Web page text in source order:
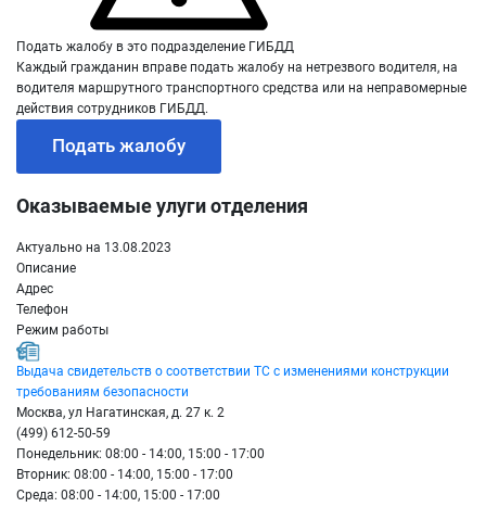
Подать жалобу в это подразделение ГИБДД
Каждый гражданин вправе подать жалобу на нетрезвого водителя, на
водителя маршрутного транспортного средства или на неправомерные
действия сотрудников ГИБДД.
Подать жалобу
Оказываемые улуги отделения
Актуально на 13.08.2023
Описание
Адрес
Телефон
Режим работы
Выдача свидетельств о соответствии ТС с изменениями конструкции
требованиям безопасности
Москва, ул Нагатинская, д. 27 к. 2
(499) 612-50-59
Понедельник: 08:00 - 14:00, 15:00 - 17:00
Вторник: 08:00 - 14:00, 15:00 - 17:00
Среда: 08:00 - 14:00, 15:00 - 17:00